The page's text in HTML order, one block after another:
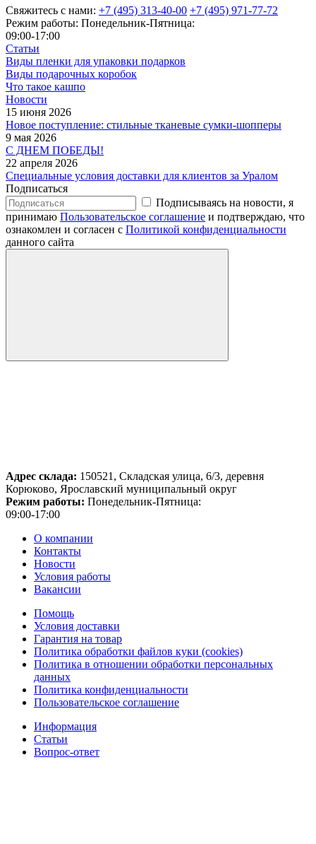
Свяжитесь с нами: +7 (495) 313-40-00 +7 (495) 971-77-72
Режим работы: Понедельник-Пятница:
09:00-17:00
Статьи
Виды пленки для упаковки подарков
Виды подарочных коробок
Что такое кашпо
Новости
15 июня 2026
Новое поступление: стильные тканевые сумки-шопперы
9 мая 2026
С ДНЕМ ПОБЕДЫ!
22 апреля 2026
Специальные условия доставки для клиентов за Уралом
Подписаться
Подписываясь на новости, я
принимаю Пользовательское соглашение и подтверждаю, что
ознакомлен и согласен с Политикой конфиденциальности
данного сайта
Адрес склада: 150521, Складская улица, 6/3, деревня
Корюково, Ярославский муниципальный округ
Режим работы: Понедельник-Пятница:
09:00-17:00
О компании
Контакты
Новости
Условия работы
Вакансии
Помощь
Условия доставки
Гарантия на товар
Политика обработки файлов куки (cookies)
Политика в отношении обработки персональных
данных
Политика конфиденциальности
Пользовательское соглашение
Информация
Статьи
Вопрос-ответ